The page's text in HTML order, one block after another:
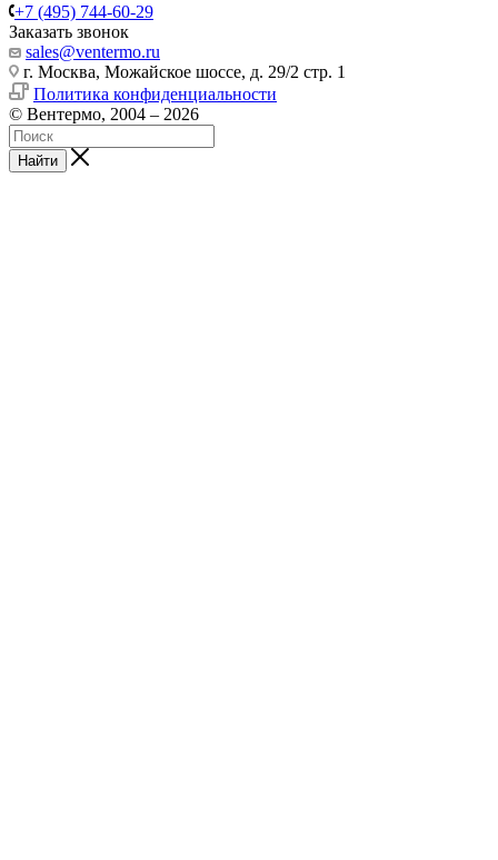
+7 (495) 744-60-29
Заказать звонок
sales@ventermo.ru
г. Москва, Можайское шоссе, д. 29/2 стр. 1
Политика конфиденциальности
© Вентермо, 2004 – 2026
Найти